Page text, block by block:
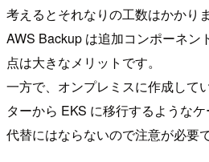
考えるとそれなりの工数はかかりま
AWS Backup は追加コンポーネン
点は大きなメリットです。
一方で、オンプレミスに作成して
ターから EKS に移行するような
代替にはならないので注意が必要で